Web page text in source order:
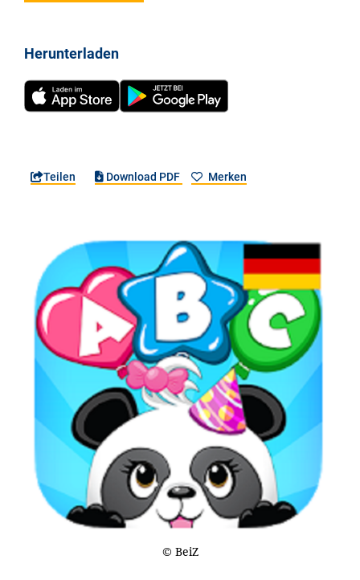
Herunterladen
Teilen Download PDF Merken
© BeiZ